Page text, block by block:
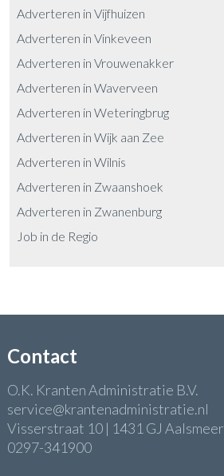
Adverteren in Vijfhuizen
Adverteren in Vinkeveen
Adverteren in Vrouwenakker
Adverteren in Waverveen
Adverteren in Weteringbrug
Adverteren in Wijk aan Zee
Adverteren in Wilnis
Adverteren in Zwaanshoek
Adverteren in Zwanenburg
Job in de Regio
Contact
O.K. Kranten Administratie B.V.
service@krantenadministratie.nl
Visserstraat 10 | 1431 GJ Aalsmeer
0297-341900